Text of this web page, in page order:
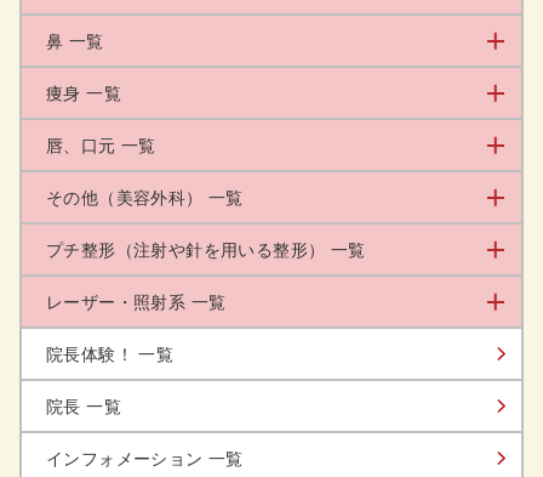
鼻 一覧
痩身 一覧
唇、口元 一覧
その他（美容外科） 一覧
プチ整形（注射や針を用いる整形） 一覧
レーザー・照射系 一覧
院長体験！ 一覧
院長 一覧
インフォメーション 一覧